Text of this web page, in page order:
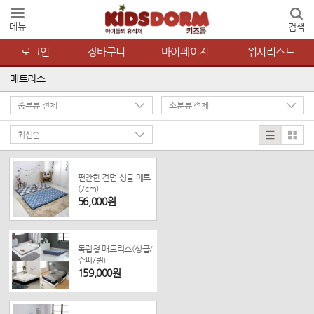
메뉴 검색
로그인 장바구니 마이페이지 위시리스트
매트리스
편안한 견면 싱글 매트
(7cm)
56,000원
독립형 매트리스(싱글/
슈퍼/퀸)
159,000원